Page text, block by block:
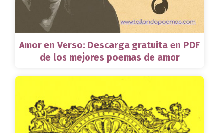
Amor en Verso: Descarga gratuita en PDF
de los mejores poemas de amor